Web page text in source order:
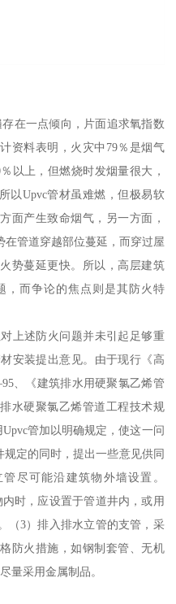
在一点倾向，片面追求氧指数
资料表明，火灾中79％是烟气
以上，但燃烧时发烟量很大，
以Upvc管材虽难燃，但极易软
面产生致命烟气，另一方面，
管道穿越部位蔓延，而穿过屋
势蔓延更快。所以，高层建筑
，而争论的焦点则是其防火特
上述防火问题并未引起足够重
安装提出意见。由于现行《高
、《建筑排水用硬聚氯乙烯管
水硬聚氯乙烯管道工程技术规
管加以明确规定，使这一问
定的同时，提出一些意见供同
尽可能沿建筑物外墙设置。
时，应设置于管道井内，或用
（3）排入排水立管的支管，采
防火措施，如钢制套管、无机
量采用金属制品。